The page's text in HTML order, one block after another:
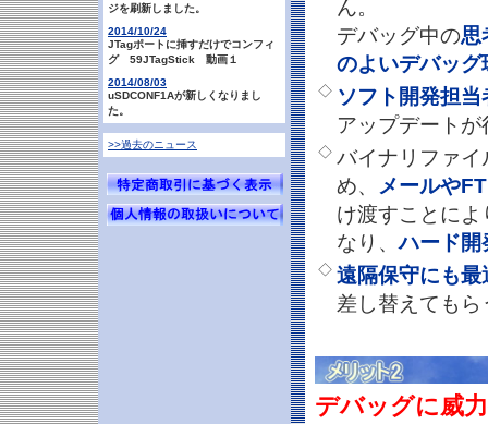
ジを刷新しました。
2014/10/24
JTagポートに挿すだけでコンフィ
グ 59JTagStick 動画１
2014/08/03
uSDCONF1Aが新しくなりまし
た。
>>過去のニュース
ん。
デバッグ中の思
のよいデバッグ
◇ ソフト開発担
アップデート
◇ バイナリファ
め、
メールや
け渡すことに
なり、ハード開
◇ 遠隔保守にも最
差し替えても
デバッグに威